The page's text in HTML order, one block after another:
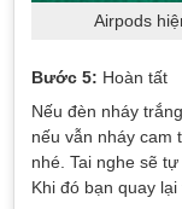
Airpods
Bước 5: Hoàn tất
Nếu đèn nháy
nếu vẫn nháy cam
nhé. Tai nghe sẽ
Khi đó bạn quay